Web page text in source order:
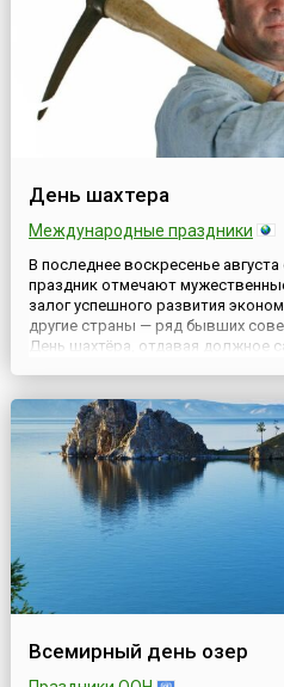
День шахтера
Международные праздники
В последнее воскресенье
праздник отмечают
залог успешного развития
другие страны — ряд бывших
День шахтёра, отдавая должное
отраслей ...
Всемирный день озер